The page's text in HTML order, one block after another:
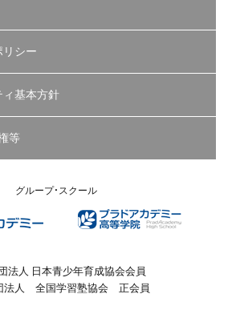
リシー
ィ基本方針
等
グループ・スクール
法人 日本青少年育成協会会員
法人 全国学習塾協会 正会員